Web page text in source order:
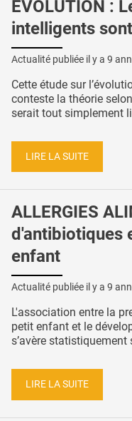
ÉVOLUTION :
intelligents
Actualité publiée il y a 9
Cette étude sur
conteste la théorie
serait tout simplement
LIRE LA SUITE
ALLERGIES
d'antibiotiques
enfant
Actualité publiée il y a 9
L'association entre la
petit enfant et le
s’avère statistiquement
LIRE LA SUITE